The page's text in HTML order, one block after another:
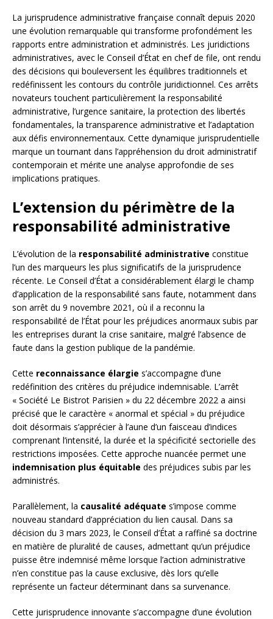
La jurisprudence administrative française connaît depuis 2020
une évolution remarquable qui transforme profondément les
rapports entre administration et administrés. Les juridictions
administratives, avec le Conseil d’État en chef de file, ont rendu
des décisions qui bouleversent les équilibres traditionnels et
redéfinissent les contours du contrôle juridictionnel. Ces arrêts
novateurs touchent particulièrement la responsabilité
administrative, l’urgence sanitaire, la protection des libertés
fondamentales, la transparence administrative et l’adaptation
aux défis environnementaux. Cette dynamique jurisprudentielle
marque un tournant dans l’appréhension du droit administratif
contemporain et mérite une analyse approfondie de ses
implications pratiques.
L’extension du périmètre de la
responsabilité administrative
L’évolution de la responsabilité administrative constitue
l’un des marqueurs les plus significatifs de la jurisprudence
récente. Le Conseil d’État a considérablement élargi le champ
d’application de la responsabilité sans faute, notamment dans
son arrêt du 9 novembre 2021, où il a reconnu la
responsabilité de l’État pour les préjudices anormaux subis par
les entreprises durant la crise sanitaire, malgré l’absence de
faute dans la gestion publique de la pandémie.
Cette reconnaissance élargie s’accompagne d’une
redéfinition des critères du préjudice indemnisable. L’arrêt
« Société Le Bistrot Parisien » du 22 décembre 2022 a ainsi
précisé que le caractère « anormal et spécial » du préjudice
doit désormais s’apprécier à l’aune d’un faisceau d’indices
comprenant l’intensité, la durée et la spécificité sectorielle des
restrictions imposées. Cette approche nuancée permet une
indemnisation plus équitable des préjudices subis par les
administrés.
Parallèlement, la causalité adéquate s’impose comme
nouveau standard d’appréciation du lien causal. Dans sa
décision du 3 mars 2023, le Conseil d’État a raffiné sa doctrine
en matière de pluralité de causes, admettant qu’un préjudice
puisse être indemnisé même lorsque l’action administrative
n’en constitue pas la cause exclusive, dès lors qu’elle
représente un facteur déterminant dans sa survenance.
Cette jurisprudence innovante s’accompagne d’une évolution